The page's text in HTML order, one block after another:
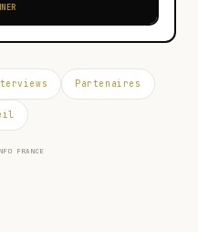
Partenaires
FRANCE